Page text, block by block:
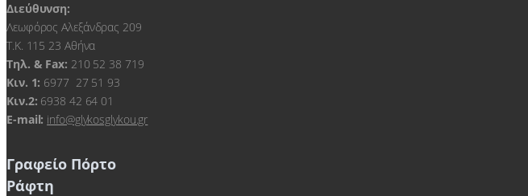
Διεύθυνση:
Λεωφόρος Αλεξάνδρας 209
Τ.Κ. 115 23 Αθήνα
Τηλ. & Fax: 210 52 38 719
Kιν. 1: 6977 27 51 93
Κιν.2: 6938 42 64 01
E-mail: info@glykosglykou.gr
Γραφείο Πόρτο
Ράφτη